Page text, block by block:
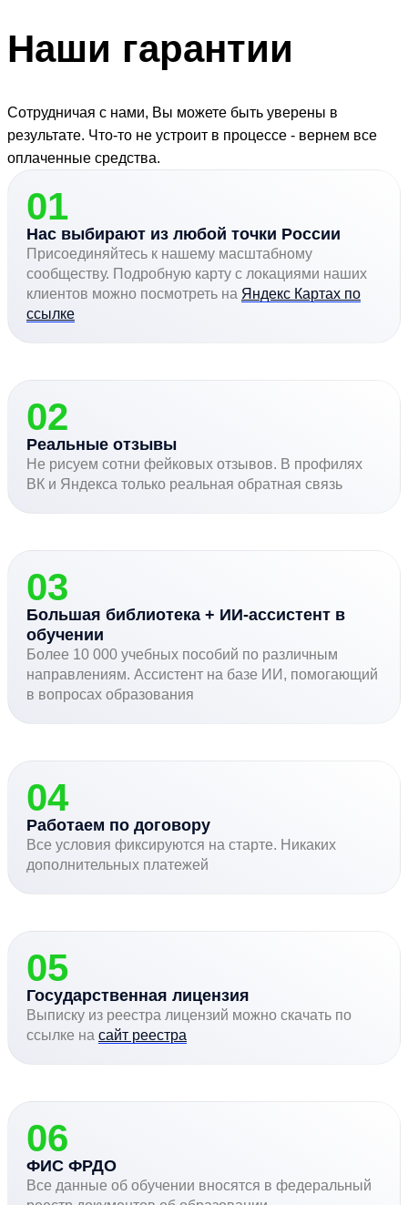
Наши гарантии
Сотрудничая с нами, Вы можете быть уверены в
результате. Что-то не устроит в процессе - вернем все
оплаченные средства.
01
Нас выбирают из любой точки России
Присоединяйтесь к нашему масштабному
сообществу. Подробную карту с локациями наших
клиентов можно посмотреть на Яндекс Картах по
ссылке
02
Реальные отзывы
Не рисуем сотни фейковых отзывов. В профилях
ВК и Яндекса только реальная обратная связь
03
Большая библиотека + ИИ-ассистент в
обучении
Более 10 000 учебных пособий по различным
направлениям. Ассистент на базе ИИ, помогающий
в вопросах образования
04
Работаем по договору
Все условия фиксируются на старте. Никаких
дополнительных платежей
05
Государственная лицензия
Выписку из реестра лицензий можно скачать по
ссылке на сайт реестра
06
ФИС ФРДО
Все данные об обучении вносятся в федеральный